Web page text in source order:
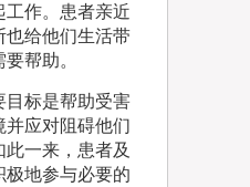
作。患者亲近
也给他们生活带
帮助。
目标是帮助受害
应对阻碍他们
一来，患者及
极地参与必要的